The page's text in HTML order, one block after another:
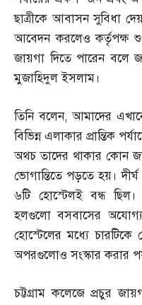
ছাত্রীকে আবাসন সুবিধা
আবেদন করলেও কর্তৃপক্ষ
জায়গা দিতে পারেন বলে
মুজাহিদুল ইসলাম।
তিনি বলেন,আমাদের
বিভিন্ন এলাকার প্রান্তিক
অথচ তাদের থাকার কোন
ভোগান্তিতে পড়তে হয়।
৬টি হোস্টেলই বন্ধ ছিল।
হলগুলো বসবাসের
হোস্টেলের মধ্যে চারটিকে
অপরগুলোও সংস্কার করার
চট্টগ্রাম কলেজে প্রচুর